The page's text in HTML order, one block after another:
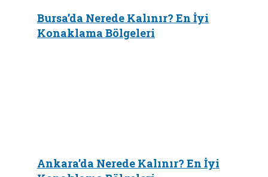
Bursa’da Nerede Kalınır? En İyi
Konaklama Bölgeleri
Ankara’da Nerede Kalınır? En İyi